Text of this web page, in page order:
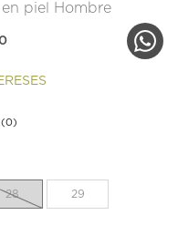
en piel Hombre
Sin
la
misma
(0)
28 29